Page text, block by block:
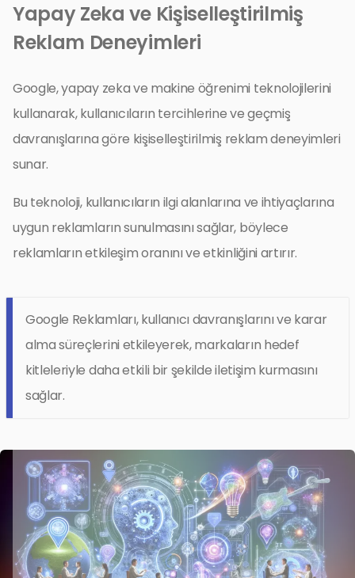
Yapay Zeka ve Kişiselleştirilmiş
Reklam Deneyimleri
Google, yapay zeka ve makine öğrenimi teknolojilerini
kullanarak, kullanıcıların tercihlerine ve geçmiş
davranışlarına göre kişiselleştirilmiş reklam deneyimleri
sunar.
Bu teknoloji, kullanıcıların ilgi alanlarına ve ihtiyaçlarına
uygun reklamların sunulmasını sağlar, böylece
reklamların etkileşim oranını ve etkinliğini artırır.
Google Reklamları, kullanıcı davranışlarını ve karar
alma süreçlerini etkileyerek, markaların hedef
kitleleriyle daha etkili bir şekilde iletişim kurmasını
sağlar.